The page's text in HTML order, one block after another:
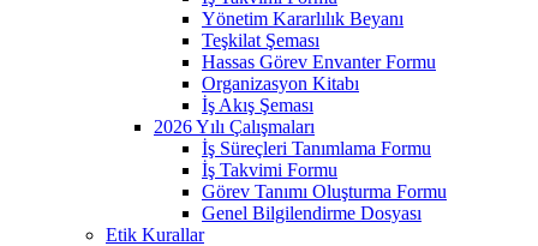
Yönetim Kararlılık Beyanı
Teşkilat Şeması
Hassas Görev Envanter Formu
Organizasyon Kitabı
İş Akış Şeması
2026 Yılı Çalışmaları
İş Süreçleri Tanımlama Formu
İş Takvimi Formu
Görev Tanımı Oluşturma Formu
Genel Bilgilendirme Dosyası
Etik Kurallar